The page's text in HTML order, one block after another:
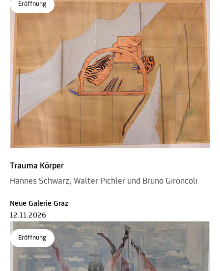
Eröffnung
Trauma Körper
Hannes Schwarz, Walter Pichler und Bruno Gironcoli
Neue Galerie Graz
12.11.2026
Eröffnung